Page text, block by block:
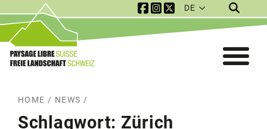
Service Navigation
DE
HOME / NEWS /
Schlagwort: Zürich